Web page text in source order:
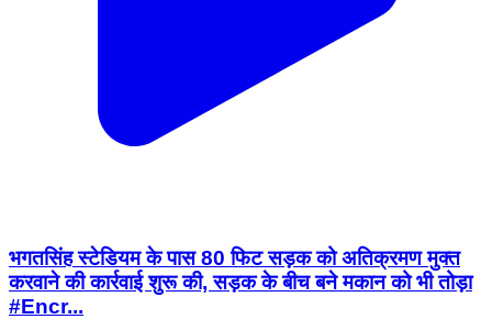
भगतसिंह स्टेडियम के पास 80 फिट सड़क को अतिक्रमण मुक्त
करवाने की कार्रवाई शुरू की, सड़क के बीच बने मकान को भी तोड़ा
#Encr...